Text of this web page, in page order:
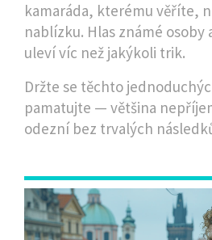
kamaráda, kterému věříte,
nablízku. Hlas známé osoby
uleví víc než jakýkoli trik.
Držte se těchto
pamatujte — většina
odezní bez trvalých